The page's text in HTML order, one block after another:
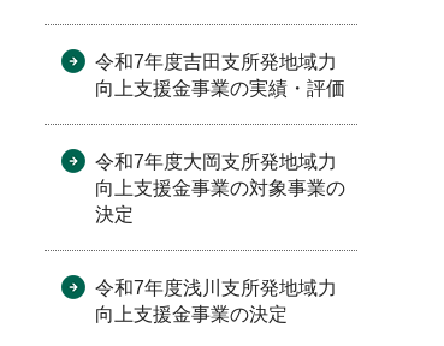
令和7年度吉田支所発地域力
向上支援金事業の実績・評価
令和7年度大岡支所発地域力
向上支援金事業の対象事業の
決定
令和7年度浅川支所発地域力
向上支援金事業の決定